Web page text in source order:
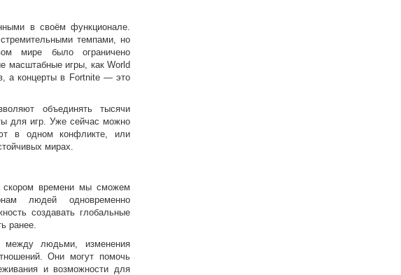
в своём функционале.
темпами, но
мире было ограничено
масштабные игры, как World
а концерты в Fortnite — это
объединять тысячи
для игр. Уже сейчас можно
в одном конфликте, или
мирах.
скором времени мы сможем
людей одновременно
создавать глобальные
ранее.
между людьми, изменения
Они могут помочь
и возможности для